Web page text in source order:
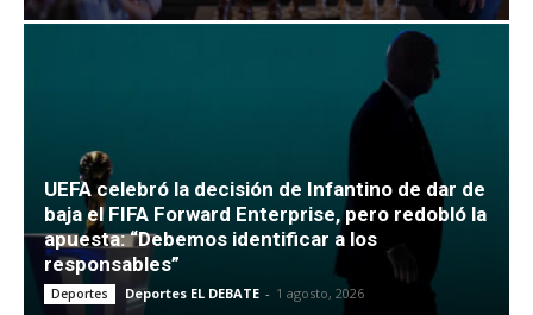
UEFA celebró la decisión de Infantino de dar de
baja el FIFA Forward Enterprise, pero redobló la
apuesta: “Debemos identificar a los
responsables”
Deportes Deportes EL DEBATE - 1 agosto, 2026